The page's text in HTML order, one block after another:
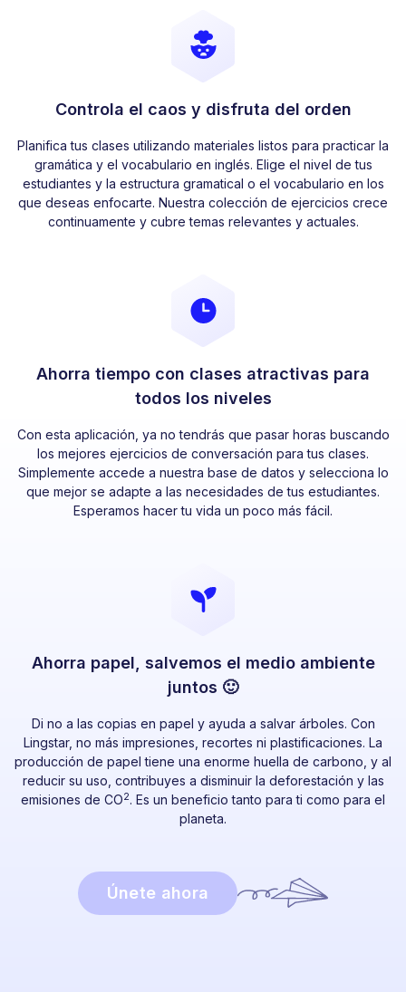
Controla el caos y disfruta del orden
Planifica tus clases utilizando materiales listos para practicar la
gramática y el vocabulario en inglés. Elige el nivel de tus
estudiantes y la estructura gramatical o el vocabulario en los
que deseas enfocarte. Nuestra colección de ejercicios crece
continuamente y cubre temas relevantes y actuales.
Ahorra tiempo con clases atractivas para
todos los niveles
Con esta aplicación, ya no tendrás que pasar horas buscando
los mejores ejercicios de conversación para tus clases.
Simplemente accede a nuestra base de datos y selecciona lo
que mejor se adapte a las necesidades de tus estudiantes.
Esperamos hacer tu vida un poco más fácil.
Ahorra papel, salvemos el medio ambiente
juntos 🙂
Di no a las copias en papel y ayuda a salvar árboles. Con
Lingstar, no más impresiones, recortes ni plastificaciones. La
producción de papel tiene una enorme huella de carbono, y al
reducir su uso, contribuyes a disminuir la deforestación y las
emisiones de CO2. Es un beneficio tanto para ti como para el
planeta.
Únete ahora